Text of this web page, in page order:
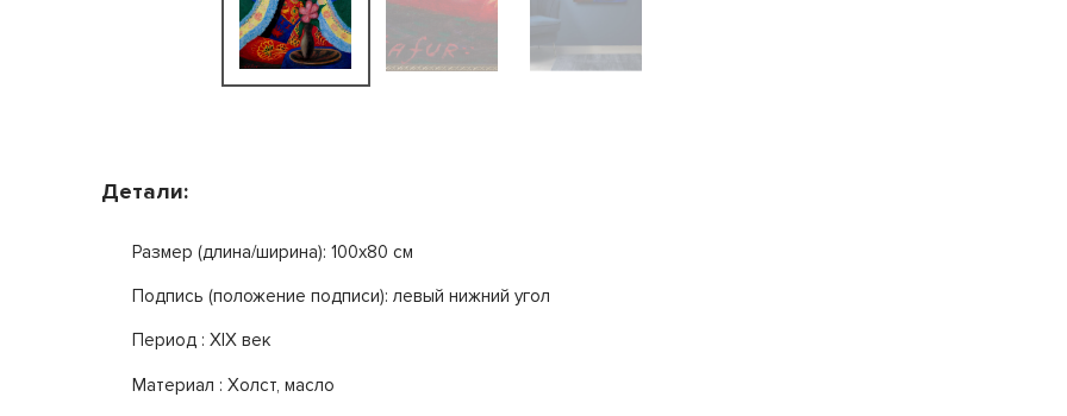
Детали:
Размер (длина/ширина): 100x80 см
Подпись (положение подписи): левый нижний угол
Период : XIX век
Mатериал : Холст, масло